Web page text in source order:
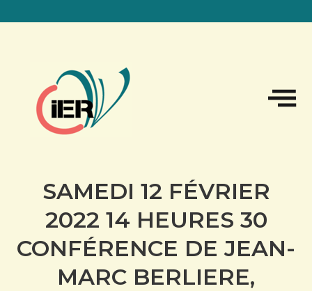
to
SAMEDI 12 FÉVRIER
2022 14 HEURES 30
CONFÉRENCE DE JEAN-
MARC BERLIERE,